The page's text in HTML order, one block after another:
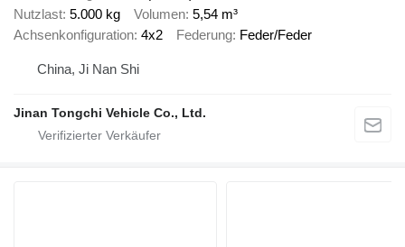
Nutzlast 5.000 kg Volumen 5,54 m³
Achsenkonfiguration 4x2 Federung Feder/Feder
China, Ji Nan Shi
Jinan Tongchi Vehicle Co., Ltd.